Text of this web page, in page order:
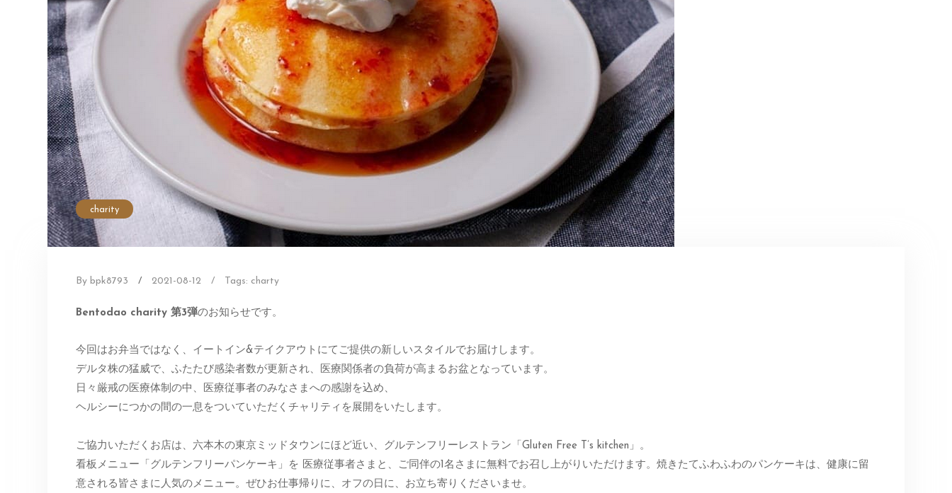
charity
By bpk8793 / 2021-08-12 / Tags: charty
Bentodao charity 第3弾のお知らせです。
今回はお弁当ではなく、イートイン&テイクアウトにてご提供の新しいスタイルでお届けします。
デルタ株の猛威で、ふたたび感染者数が更新され、医療関係者の負荷が高まるお盆となっています。
日々厳戒の医療体制の中、医療従事者のみなさまへの感謝を込め、
ヘルシーにつかの間の一息をついていただくチャリティを展開をいたします。
ご協力いただくお店は、六本木の東京ミッドタウンにほど近い、グルテンフリーレストラン「Gluten Free T’s kitchen」。
看板メニュー「グルテンフリーパンケーキ」を 医療従事者さまと、ご同伴の1名さまに無料でお召し上がりいただけます。焼きたてふわふわのパンケーキは、健康に留
意される皆さまに人気のメニュー。ぜひお仕事帰りに、オフの日に、お立ち寄りくださいませ。